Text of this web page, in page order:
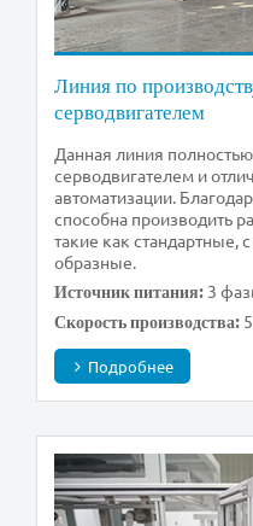
Линия по
серводвигателем
Данная линия
серводвигателем и
автоматизации.
способна производить
такие как стандартные,
образные.
Источник питания: 3
Скорость производства:
Подробнее